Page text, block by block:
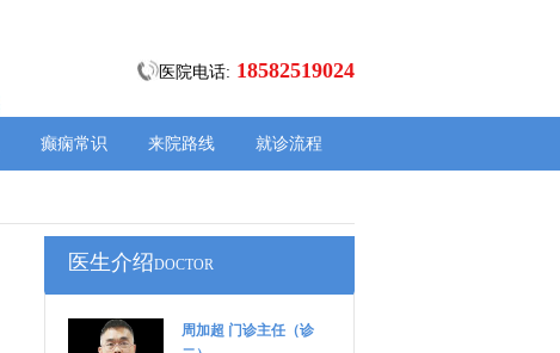
医院电话: 18582519024
癫痫常识 来院路线 就诊流程
医生介绍DOCTOR
周加超 门诊主任（诊